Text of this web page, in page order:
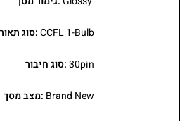
CCFL 1-Bulb:סוג
30pin:סוג חיבור
Brand New :מצב מסך